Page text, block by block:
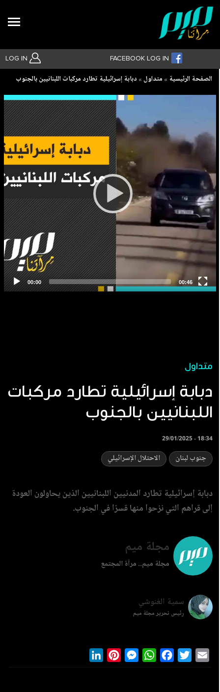
LOG IN FACEBOOK LOG IN
بحث متقدم
Breadcrumb
الصفحة الرئيسية متداول دبابة إسرائيلية تطارد مركبات اللبنانيين بالجنوب
متداول
دبابة إسرائيلية تطارد مركبات
اللبنانيين بالجنوب
29/01/2025 - 18:34
جنوب لبنان الاحتلال الإسرائيلي
دبابة إسرائيلية تطارد المدنيين اللبنانيين الذين يحاولون العودة
إلى قراهم التي نزحوا منها قسرًا في الجنوب.
مجلة ميم
مجلة ميم.. مرآة المجتمع
سمية الغنوشي
رئيس تحرير مجلة ميم
LinkedInPinterestMessengerWhatsAppFacebook
Twitter